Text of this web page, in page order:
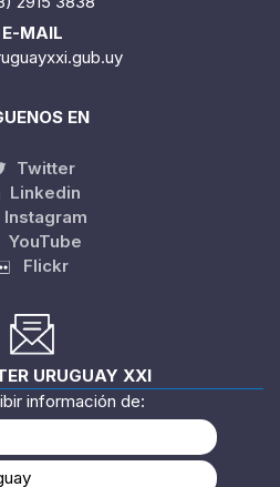
E-MAIL
EN
Twitter
Linkedin
Instagram
YouTube
Flickr
URUGUAY XXI
información de: